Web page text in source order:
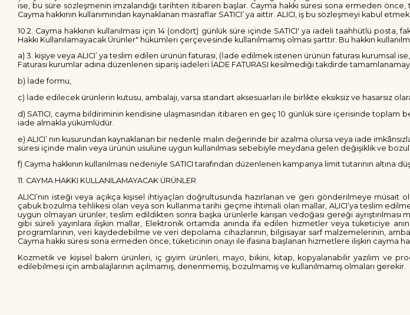
ise, bu süre sözleşmenin imzalandığı tarihten itibaren başlar. Cayma hakkı süresi sona ermeden
Cayma hakkının kullanımından kaynaklanan masraflar SATICI’ ya aittir. ALICI, iş bu sözleşmeyi kabul
10.2. Cayma hakkının kullanılması için 14 (ondört) günlük süre içinde SATICI' ya iadeli taahhütlü
Hakkı Kullanılamayacak Ürünler" hükümleri çerçevesinde kullanılmamış olması şarttır. Bu hakkın
a) 3. kişiye veya ALICI’ ya teslim edilen ürünün faturası, (İade edilmek istenen ürünün faturası
Faturası kurumlar adına düzenlenen sipariş iadeleri İADE FATURASI kesilmediği takdirde
b) İade formu,
c) İade edilecek ürünlerin kutusu, ambalajı, varsa standart aksesuarları ile birlikte eksiksiz ve hasarsız
d) SATICI, cayma bildiriminin kendisine ulaşmasından itibaren en geç 10 günlük süre içerisinde toplam
iade almakla yükümlüdür.
e) ALICI’ nın kusurundan kaynaklanan bir nedenle malın değerinde bir azalma olursa veya iade
süresi içinde malın veya ürünün usulüne uygun kullanılması sebebiyle meydana gelen değişiklik ve
f) Cayma hakkının kullanılması nedeniyle SATICI tarafından düzenlenen kampanya limit tutarının
11. CAYMA HAKKI KULLANILAMAYACAK ÜRÜNLER
ALICI’nın isteği veya açıkça kişisel ihtiyaçları doğrultusunda hazırlanan ve geri gönderilmeye
çabuk bozulma tehlikesi olan veya son kullanma tarihi geçme ihtimali olan mallar, ALICI’ya teslim
uygun olmayan ürünler, teslim edildikten sonra başka ürünlerle karışan vedoğası gereği
gibi süreli yayınlara ilişkin mallar, Elektronik ortamda anında ifa edilen hizmetler veya tüketiciye
programlarının, veri kaydedebilme ve veri depolama cihazlarının, bilgisayar sarf malzemelerinin,
Cayma hakkı süresi sona ermeden önce, tüketicinin onayı ile ifasına başlanan hizmetlere ilişkin cayma
Kozmetik ve kişisel bakım ürünleri, iç giyim ürünleri, mayo, bikini, kitap, kopyalanabilir yazılım ve
edilebilmesi için ambalajlarının açılmamış, denenmemiş, bozulmamış ve kullanılmamış olmaları gerekir.